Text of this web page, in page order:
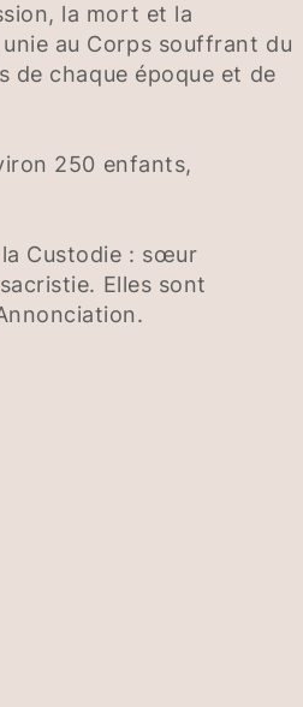
la mort et la
au Corps souffrant du
de chaque époque et de
250 enfants,
la Custodie : sœur
Elles sont